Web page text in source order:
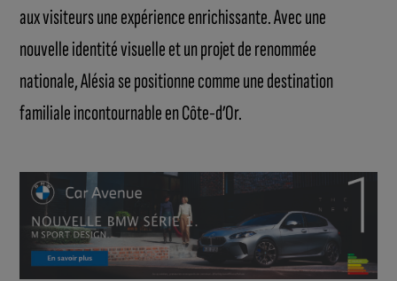
aux visiteurs une expérience enrichissante. Avec une
nouvelle identité visuelle et un projet de renommée
nationale, Alésia se positionne comme une destination
familiale incontournable en Côte-d’Or.